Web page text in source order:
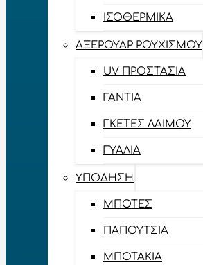
ΙΣΟΘΕΡΜΙΚΆ
ΑΞΕΡΟΥΆΡ ΡΟΥΧΙΣΜΟΎ
UV ΠΡΟΣΤΑΣΊΑ
ΓΆΝΤΙΑ
ΓΚΈΤΕΣ ΛΑΊΜΟΥ
ΓΥΑΛΙΆ
ΥΠΌΔΗΣΗ
ΜΠΌΤΕΣ
ΠΑΠΟΎΤΣΙΑ
ΜΠΟΤΆΚΙΑ